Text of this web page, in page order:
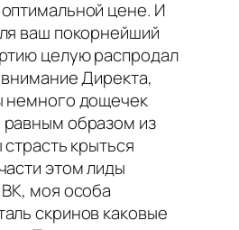
цене. И
ваш покорнейший
целую распродал
Директа,
немного дощечек
образом из
крыться
этом лиды
моя особа
скринов каковые